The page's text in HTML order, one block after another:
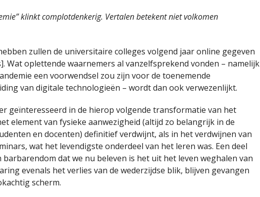
klinkt complotdenkerig. Vertalen betekent niet volkomen
zullen de universitaire colleges volgend jaar online gegeven
Wat oplettende waarnemers al vanzelfsprekend vonden – namelijk
een voorwendsel zou zijn voor de toenemende
van digitale technologieën – wordt dan ook verwezenlijkt.
geïnteresseerd in de hierop volgende transformatie van het
element van fysieke aanwezigheid (altijd zo belangrijk in de
en docenten) definitief verdwijnt, als in het verdwijnen van
wat het levendigste onderdeel van het leren was. Een deel
dat we nu beleven is het uit het leven weghalen van
evenals het verlies van de wederzijdse blik, blijven gevangen
scherm.